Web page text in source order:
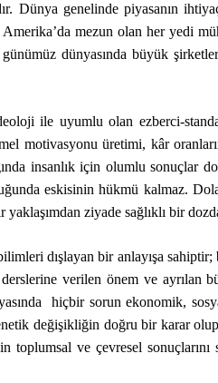
Dünya genelinde piyasanın
mezun olan her yedi
günümüz dünyasında büyük
ile uyumlu olan ezberci-
motivasyonu üretimi, kâr
insanlık için olumlu sonuçlar
eskisinin hükmü kalmaz.
ziyade sağlıklı bir
dışlayan bir anlayışa
verilen önem ve ayrılan
hiçbir sorun ekonomik,
değişikliğin doğru bir karar
ve çevresel